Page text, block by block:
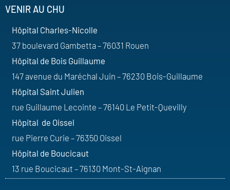
VENIR AU CHU
Hôpital Charles-Nicolle
37 boulevard Gambetta – 76031 Rouen
Hôpital de Bois Guillaume
147 avenue du Maréchal Juin – 76230 Bois-Guillaume
Hôpital Saint Julien
rue Guillaume Lecointe – 76140 Le Petit-Quevilly
Hôpital de Oissel
rue Pierre Curie – 76350 Oissel
Hôpital de Boucicaut
13 rue Boucicaut – 76130 Mont-St-Aignan